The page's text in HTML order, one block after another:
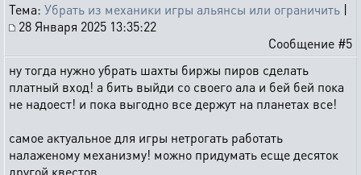
Тема: Убрать из механики игры альянсы или ограничить |
28 Января 2025 13:35:22
Сообщение #5
ну тогда нужно убрать шахты биржы пиров сделать
платный вход! а бить выйди со своего ала и бей бей пока
не надоест! и пока выгодно все держут на планетах все!
самое актуальное для игры нетрогать работать
налаженому механизму! можно придумать есще десяток
другой квестов